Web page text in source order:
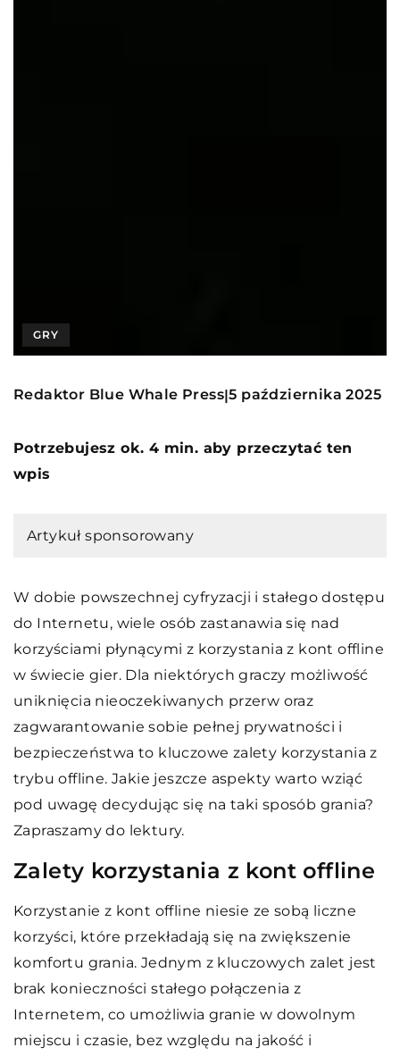
GRY
Redaktor Blue Whale Press|5 października 2025
Potrzebujesz ok. 4 min. aby przeczytać ten
wpis
Artykuł sponsorowany
W dobie powszechnej cyfryzacji i stałego dostępu
do Internetu, wiele osób zastanawia się nad
korzyściami płynącymi z korzystania z kont offline
w świecie gier. Dla niektórych graczy możliwość
uniknięcia nieoczekiwanych przerw oraz
zagwarantowanie sobie pełnej prywatności i
bezpieczeństwa to kluczowe zalety korzystania z
trybu offline. Jakie jeszcze aspekty warto wziąć
pod uwagę decydując się na taki sposób grania?
Zapraszamy do lektury.
Zalety korzystania z kont offline
Korzystanie z kont offline niesie ze sobą liczne
korzyści, które przekładają się na zwiększenie
komfortu grania. Jednym z kluczowych zalet jest
brak konieczności stałego połączenia z
Internetem, co umożliwia granie w dowolnym
miejscu i czasie, bez względu na jakość i